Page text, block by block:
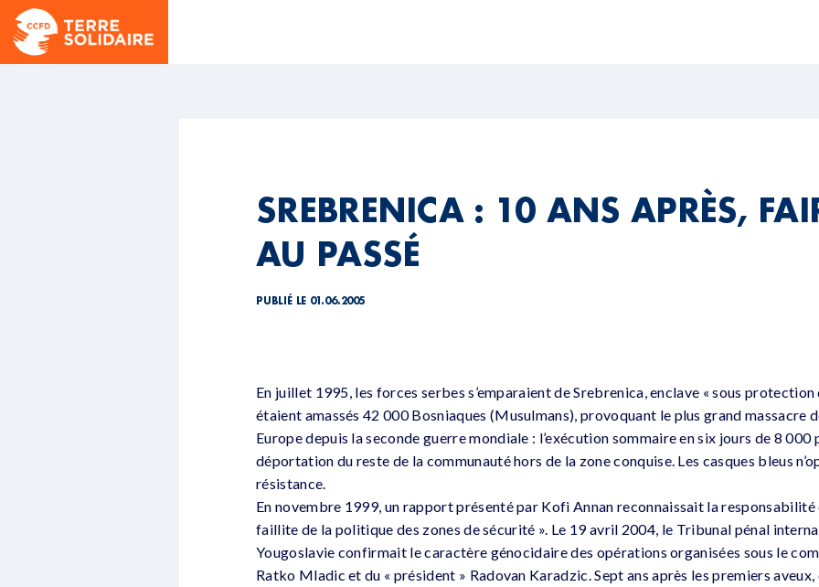
SREBRENICA : 10 ANS APRÈS,
AU PASSÉ
PUBLIÉ LE 01.06.2005
En juillet 1995, les forces serbes s’emparaient de Srebrenica, enclave « sous
étaient amassés 42 000 Bosniaques (Musulmans), provoquant le plus grand massacre
Europe depuis la seconde guerre mondiale : l’exécution sommaire en six jours de 8 000
déportation du reste de la communauté hors de la zone conquise. Les casques bleus
résistance.
En novembre 1999, un rapport présenté par Kofi Annan reconnaissait la responsabilité
faillite de la politique des zones de sécurité ». Le 19 avril 2004, le Tribunal pénal
Yougoslavie confirmait le caractère génocidaire des opérations organisées sous le
Ratko Mladic et du « président » Radovan Karadzic. Sept ans après les premiers aveux,